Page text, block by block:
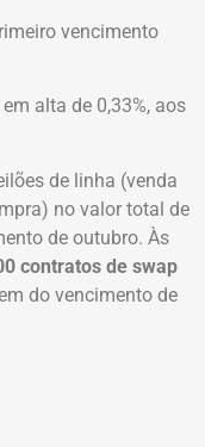
vencimento
alta de 0,33%, aos
de linha (venda
no valor total de
de outubro. Às
contratos de swap
do vencimento de